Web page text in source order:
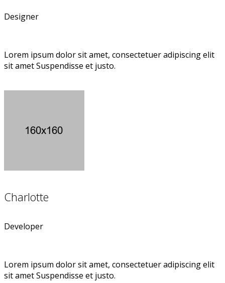
Designer
Lorem ipsum dolor sit amet, consectetuer adipiscing elit
sit amet Suspendisse et justo.
Charlotte
Developer
Lorem ipsum dolor sit amet, consectetuer adipiscing elit
sit amet Suspendisse et justo.